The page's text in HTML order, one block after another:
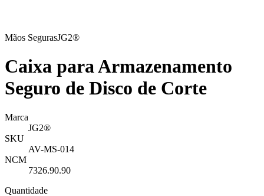
Mãos SegurasJG2®
Caixa para Armazenamento
Seguro de Disco de Corte
Marca
JG2®
SKU
AV-MS-014
NCM
7326.90.90
Quantidade